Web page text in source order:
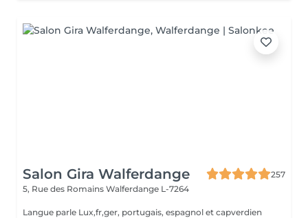
Salon Gira Walferdange
257
5, Rue des Romains Walferdange L-7264
Langue parle Lux,fr,ger, portugais, espagnol et capverdien